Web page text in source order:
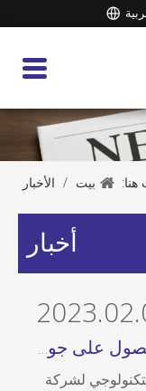
هنا: بيت / الأخبار
أخبار
من 2023 إلى الوقت الحاضر: الحصول على جوائز العلوم والتكنولوجيا على المستوى الوطني، والوصول إلى قمة تكنولوجيا الصناعة
التكنولوجي لشركة